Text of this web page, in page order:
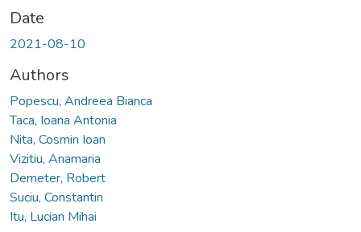
Date
2021-08-10
Authors
Popescu, Andreea Bianca
Taca, Ioana Antonia
Nita, Cosmin Ioan
Vizitiu, Anamaria
Demeter, Robert
Suciu, Constantin
Itu, Lucian Mihai